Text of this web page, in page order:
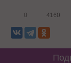
0 4160